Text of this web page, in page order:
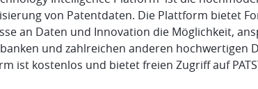
von Patentdaten. Die Plattform bietet
an Daten und Innovation die Möglichkeit,
und zahlreichen anderen hochwertigen
ist kostenlos und bietet freien Zugriff auf